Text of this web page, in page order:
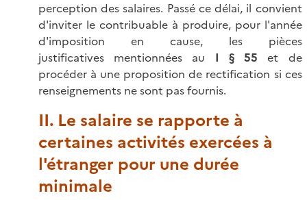
perception des salaires. Passé ce délai, il convient
d'inviter le contribuable à produire, pour l'année
d'imposition en cause, les pièces
justificatives mentionnées au I § 55 et de
procéder à une proposition de rectification si ces
renseignements ne sont pas fournis.
II. Le salaire se rapporte à
certaines activités exercées à
l'étranger pour une durée
minimale